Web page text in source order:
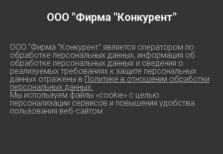
ООО "Фирма "Конкурент"
ООО "Фирма "Конкурент" является оператором по
обработке персональных данных, информация об
обработке персональных данных и сведения о
реализуемых требованиях к защите персональных
данных отражены в Политике в отношении обработки
персональных данных.
Мы используем файлы «cookie» с целью
персонализации сервисов и повышения удобства
пользования веб-сайтом.